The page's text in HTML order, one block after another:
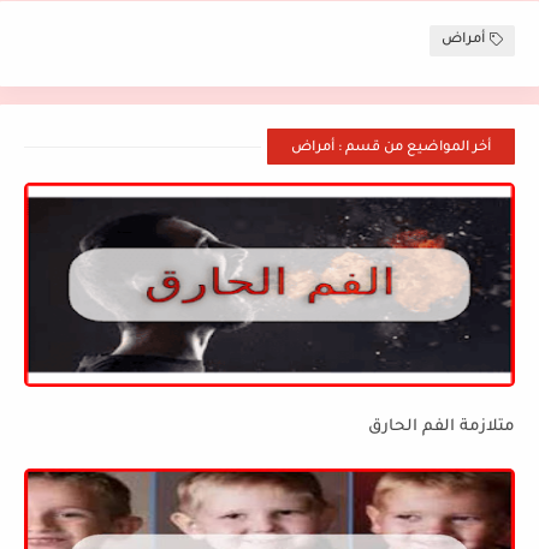
أمراض
أخر المواضيع من قسم : أمراض
متلازمة الفم الحارق